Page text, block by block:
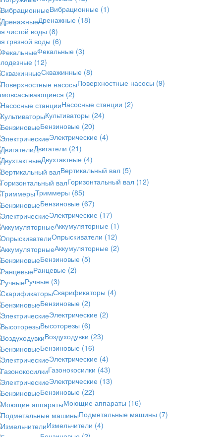
Вибрационные (1)
Дренажные (18)
чистой воды (8)
грязной воды (6)
Фекальные (3)
(12)
Скважинные (8)
Поверхностные насосы (9)
(2)
Насосные станции (2)
Культиваторы (24)
Бензиновые (20)
Электрические (4)
Двигатели (21)
Двухтактные (4)
Вертикальный вал (5)
Горизонтальный вал (12)
Триммеры (85)
Бензиновые (67)
Электрические (17)
Аккумуляторные (1)
Опрыскиватели (12)
Аккумуляторные (2)
Бензиновые (5)
Ранцевые (2)
Ручные (3)
Скарификаторы (4)
Бензиновые (2)
Электрические (2)
Высоторезы (6)
Воздуходувки (23)
Бензиновые (16)
Электрические (4)
Газонокосилки (43)
Электрические (13)
Бензиновые (22)
Моющие аппараты (16)
Подметальные машины (7)
Измельчители (4)